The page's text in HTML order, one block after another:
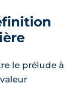
le prélude à